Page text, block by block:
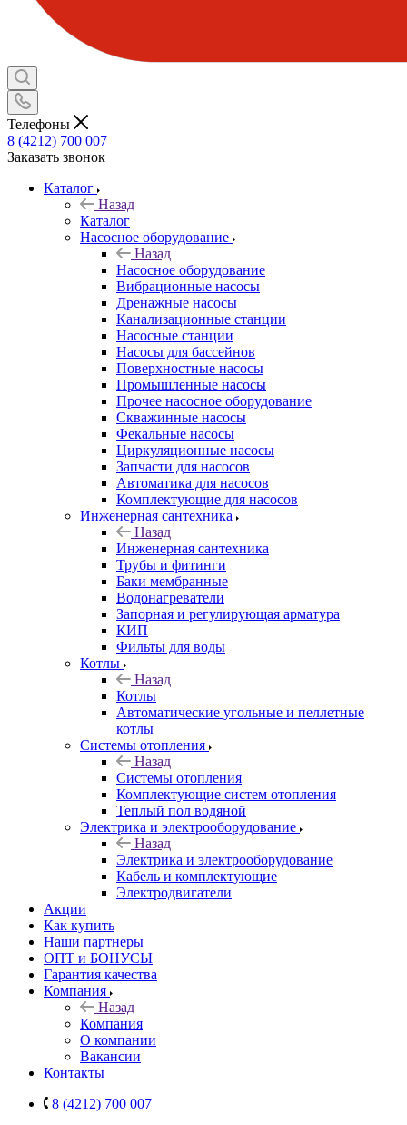
Телефоны
8 (4212) 700 007
Заказать звонок
Каталог
Назад
Каталог
Насосное оборудование
Назад
Насосное оборудование
Вибрационные насосы
Дренажные насосы
Канализационные станции
Насосные станции
Насосы для бассейнов
Поверхностные насосы
Промышленные насосы
Прочее насосное оборудование
Скважинные насосы
Фекальные насосы
Циркуляционные насосы
Запчасти для насосов
Автоматика для насосов
Комплектующие для насосов
Инженерная сантехника
Назад
Инженерная сантехника
Трубы и фитинги
Баки мембранные
Водонагреватели
Запорная и регулирующая арматура
КИП
Фильты для воды
Котлы
Назад
Котлы
Автоматические угольные и пеллетные
котлы
Системы отопления
Назад
Системы отопления
Комплектующие систем отопления
Теплый пол водяной
Электрика и электрооборудование
Назад
Электрика и электрооборудование
Кабель и комплектующие
Электродвигатели
Акции
Как купить
Наши партнеры
ОПТ и БОНУСЫ
Гарантия качества
Компания
Назад
Компания
О компании
Вакансии
Контакты
8 (4212) 700 007